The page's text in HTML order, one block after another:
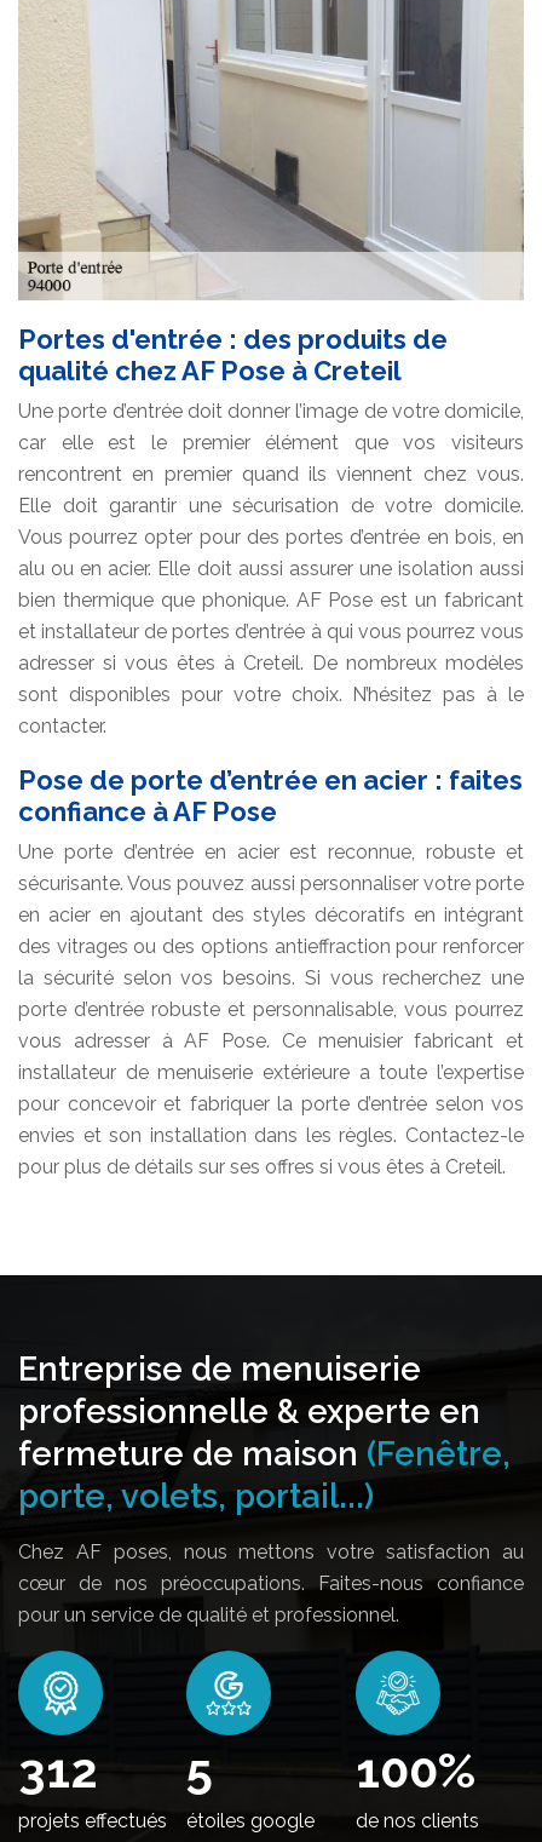
Portes d'entrée : des produits de
qualité chez AF Pose à Creteil
Une porte d’entrée doit donner l’image de votre domicile,
car elle est le premier élément que vos visiteurs
rencontrent en premier quand ils viennent chez vous.
Elle doit garantir une sécurisation de votre domicile.
Vous pourrez opter pour des portes d’entrée en bois, en
alu ou en acier. Elle doit aussi assurer une isolation aussi
bien thermique que phonique. AF Pose est un fabricant
et installateur de portes d’entrée à qui vous pourrez vous
adresser si vous êtes à Creteil. De nombreux modèles
sont disponibles pour votre choix. N’hésitez pas à le
contacter.
Pose de porte d’entrée en acier : faites
confiance à AF Pose
Une porte d’entrée en acier est reconnue, robuste et
sécurisante. Vous pouvez aussi personnaliser votre porte
en acier en ajoutant des styles décoratifs en intégrant
des vitrages ou des options antieffraction pour renforcer
la sécurité selon vos besoins. Si vous recherchez une
porte d’entrée robuste et personnalisable, vous pourrez
vous adresser à AF Pose. Ce menuisier fabricant et
installateur de menuiserie extérieure a toute l’expertise
pour concevoir et fabriquer la porte d’entrée selon vos
envies et son installation dans les règles. Contactez-le
pour plus de détails sur ses offres si vous êtes à Creteil.
Entreprise de menuiserie
professionnelle & experte en
fermeture de maison (Fenêtre,
porte, volets, portail...)
Chez AF poses, nous mettons votre satisfaction au
cœur de nos préoccupations. Faites-nous confiance
pour un service de qualité et professionnel.
376
projets effectués
5
étoiles google
100%
de nos clients